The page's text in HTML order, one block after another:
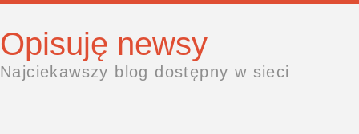
Opisuję newsy
Najciekawszy blog dostępny w sieci